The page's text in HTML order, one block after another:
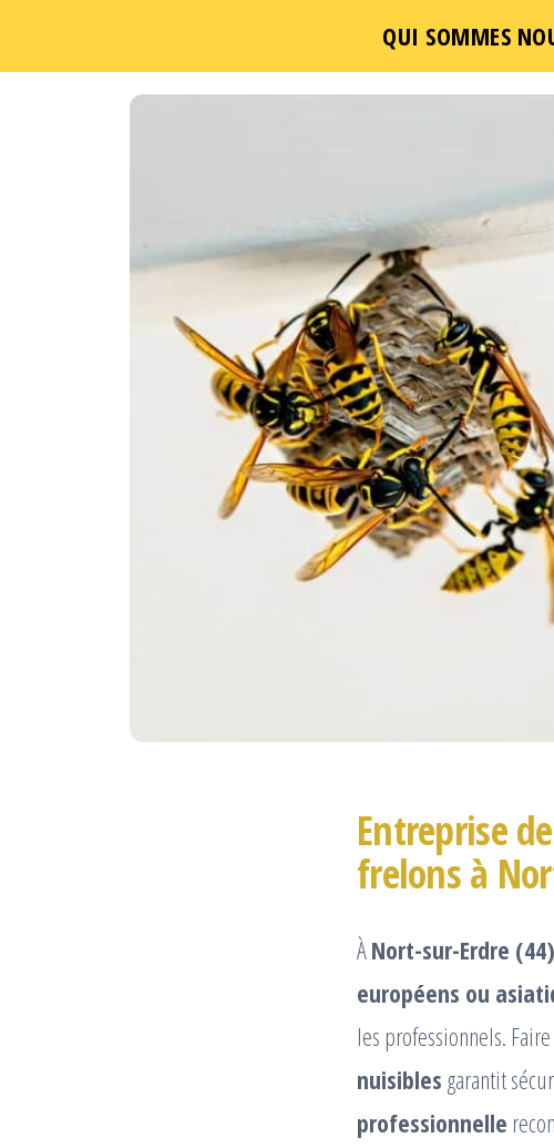
QUI SOMMES
Passer
Entreprise
frelons à
ÀNort-sur-Erdre (44)
européens ou
les professionnels.
nuisibles garantit
professionnelle